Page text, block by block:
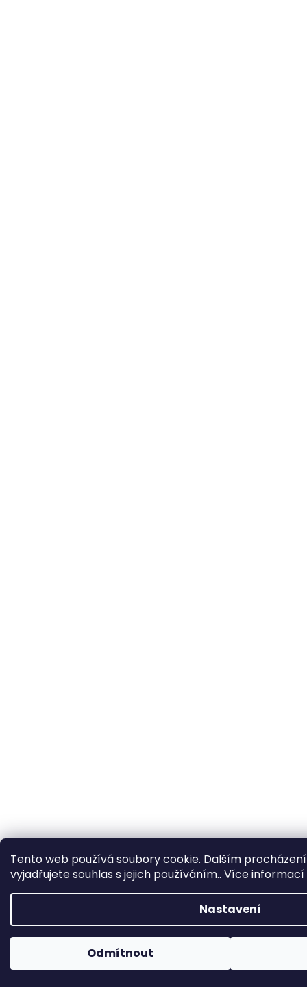
Tento web používá soubory cookie. Dalším
vyjadřujete souhlas s jejich používáním.. Více informací
Nastavení
Odmítnout
Boty označené POUZE NA ESHOPU nejsou na prodejně, ale dají se